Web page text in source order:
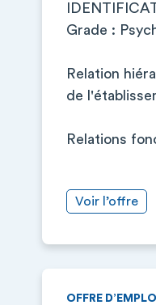
Grade :
Relation
de
Relations
Voir l’offre
OFFRE D’EMPLOI